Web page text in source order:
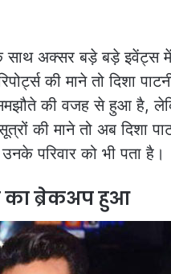
साथ अक्सर बड़े बड़े इवेंट्स
की माने तो दिशा
की वजह से हुआ है,
की माने तो अब दिशा
परिवार को भी पता है।
का ब्रेकअप हुआ